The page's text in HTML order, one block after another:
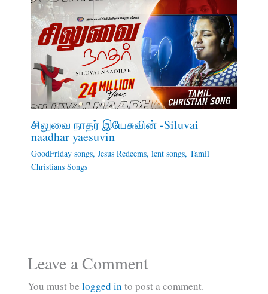
சிலுவை நாதர் இயேசுவின் -Siluvai
naadhar yaesuvin
GoodFriday songs, Jesus Redeems, lent songs, Tamil
Christians Songs
Leave a Comment
You must be logged in to post a comment.